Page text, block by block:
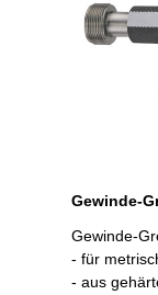
Gewinde-
- für
- aus